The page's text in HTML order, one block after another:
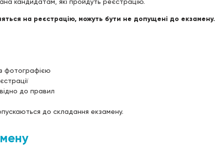
на реєстрацію, можуть бути не допущені до екзамену.
фотографією
до правил
до складання екзамену.